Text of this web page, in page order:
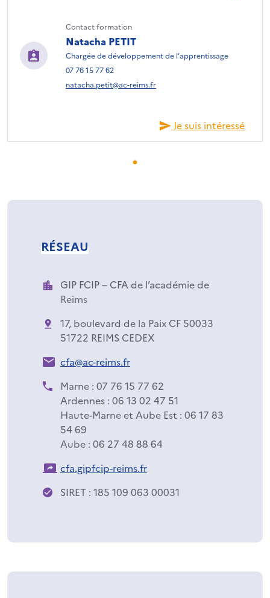
Contact formation
Natacha PETIT
Chargée de développement de l’apprentissage
07 76 15 77 62
natacha.petit@ac-reims.fr
Je suis intéressé
RÉSEAU
GIP FCIP – CFA de l’académie de
Reims
17, boulevard de la Paix CF 50033
51722 REIMS CEDEX
cfa@ac-reims.fr
Marne : 07 76 15 77 62
Ardennes : 06 13 02 47 51
Haute-Marne et Aube Est : 06 17 83
54 69
Aube : 06 27 48 88 64
cfa.gipfcip-reims.fr
SIRET : 185 109 063 00031